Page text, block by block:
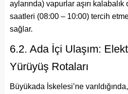
aylarında) vapurlar aşırı
saatleri (08:00 – 10:00) tercih
sağlar.
6.2. Ada İçi Ulaşım:
Yürüyüş Rotaları
Büyükada İskelesi’ne